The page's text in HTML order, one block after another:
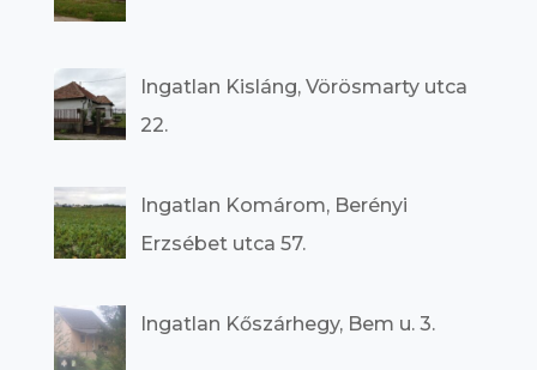
Ingatlan Kisláng, Vörösmarty utca
22.
Ingatlan Komárom, Berényi
Erzsébet utca 57.
Ingatlan Kőszárhegy, Bem u. 3.